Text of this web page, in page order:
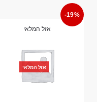
-19%
אזל המלאי
אזל המלאי